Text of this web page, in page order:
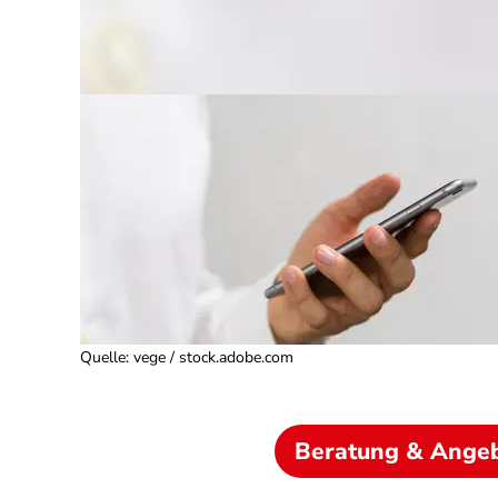
Quelle: vege / stock.adobe.com
Beratung &